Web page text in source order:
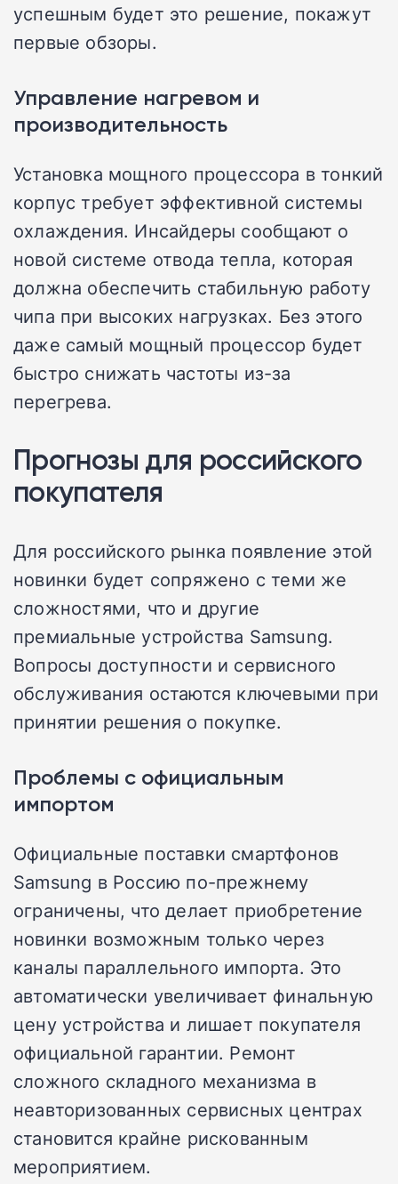
успешным будет это решение, покажут
первые обзоры.
Управление нагревом и
производительность
Установка мощного процессора в тонкий
корпус требует эффективной системы
охлаждения. Инсайдеры сообщают о
новой системе отвода тепла, которая
должна обеспечить стабильную работу
чипа при высоких нагрузках. Без этого
даже самый мощный процессор будет
быстро снижать частоты из-за
перегрева.
Прогнозы для российского
покупателя
Для российского рынка появление этой
новинки будет сопряжено с теми же
сложностями, что и другие
премиальные устройства Samsung.
Вопросы доступности и сервисного
обслуживания остаются ключевыми при
принятии решения о покупке.
Проблемы с официальным
импортом
Официальные поставки смартфонов
Samsung в Россию по-прежнему
ограничены, что делает приобретение
новинки возможным только через
каналы параллельного импорта. Это
автоматически увеличивает финальную
цену устройства и лишает покупателя
официальной гарантии. Ремонт
сложного складного механизма в
неавторизованных сервисных центрах
становится крайне рискованным
мероприятием.